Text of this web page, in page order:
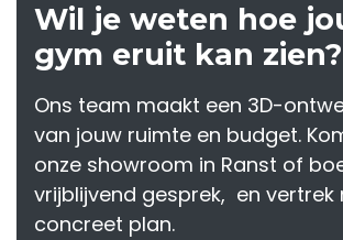
Wil je weten hoe
gym eruit kan zien?
Ons team maakt een 3D-
van jouw ruimte en budget.
onze showroom in Ranst of
vrijblijvend gesprek, en vertrek
concreet plan.